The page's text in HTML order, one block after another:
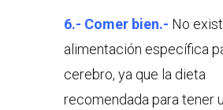
6.- Comer bien.- No
alimentación específica
cerebro, ya que la dieta
recomendada para tener